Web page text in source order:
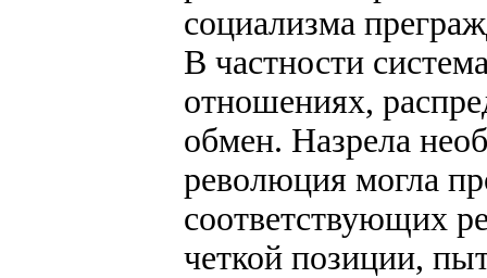
социализма
В частности
отношениях,
обмен. Назрела
революция могла
соответствующих
четкой позиции,